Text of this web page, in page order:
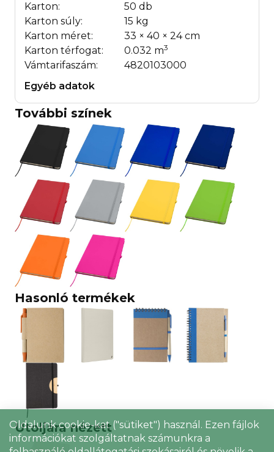
Karton:
50 db
Karton súly:
15 kg
Karton méret:
33 × 40 × 24 cm
Karton térfogat:
0.032 m3
Vámtarifaszám:
4820103000
Egyéb adatok
További színek
Hasonló termékek
Utoljára nézett
Oldalunk cookie-kat ("sütiket") használ. Ezen fájlok
információkat szolgáltatnak számunkra a